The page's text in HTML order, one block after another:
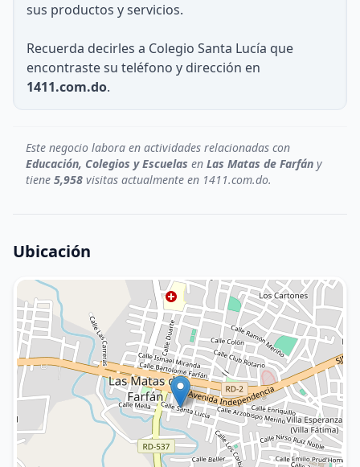
sus productos y servicios.
Recuerda decirles a Colegio Santa Lucía que
encontraste su teléfono y dirección en
1411.com.do.
Este negocio labora en actividades relacionadas con
Educación, Colegios y Escuelas en Las Matas de Farfán y
tiene 5,958 visitas actualmente en 1411.com.do.
Ubicación